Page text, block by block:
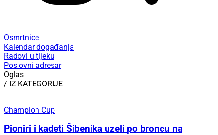
Osmrtnice
Kalendar događanja
Radovi u tijeku
Poslovni adresar
Oglas
/ IZ KATEGORIJE